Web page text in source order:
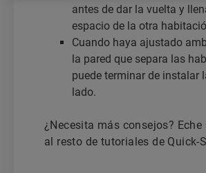
antes de dar la vuelta y
espacio de la otra
Cuando haya ajustado
la pared que separa las
puede terminar de instalar
lado.
¿Necesita más consejos?
al resto de tutoriales de Quick-